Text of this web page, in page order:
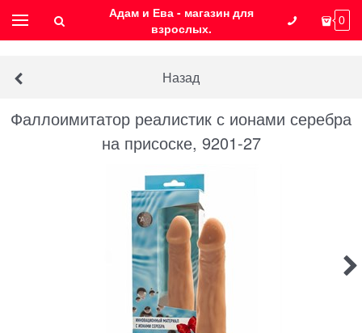
Адам и Ева - магазин для
взрослых.
0
Назад
Фаллоимитатор реалистик с ионами серебра
на присоске, 9201-27